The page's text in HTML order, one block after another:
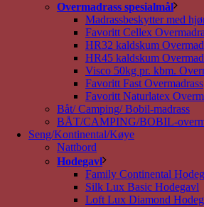
Overmadrass spesialmål
Madrassbeskytter med
Favoritt Cellex
HR32 kaldskum
HR45 kaldskum
Visco 50kg pr. kbm.
Favoritt Fast Overmadrass
Favoritt Naturlatex
Båt/ Camping/ Bobil-madrass
BÅT/CAMPING/BOBIL-
Seng/Kontinental/Køye
Nattbord
Hodegavl
Family Continental
Silk Lux Basic Hodegavl
Loft Lux Diamond